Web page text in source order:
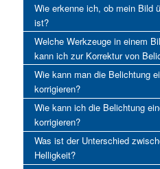
Wie erkenne ich, ob mein Bild
ist?
Welche Werkzeuge in einem
kann ich zur Korrektur von
Wie kann man die Belichtung
korrigieren?
Wie kann ich die Belichtung
korrigieren?
Was ist der Unterschied
Helligkeit?